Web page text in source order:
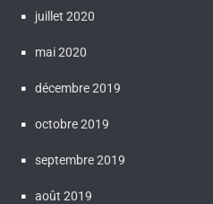
juillet 2020
mai 2020
décembre 2019
octobre 2019
septembre 2019
août 2019